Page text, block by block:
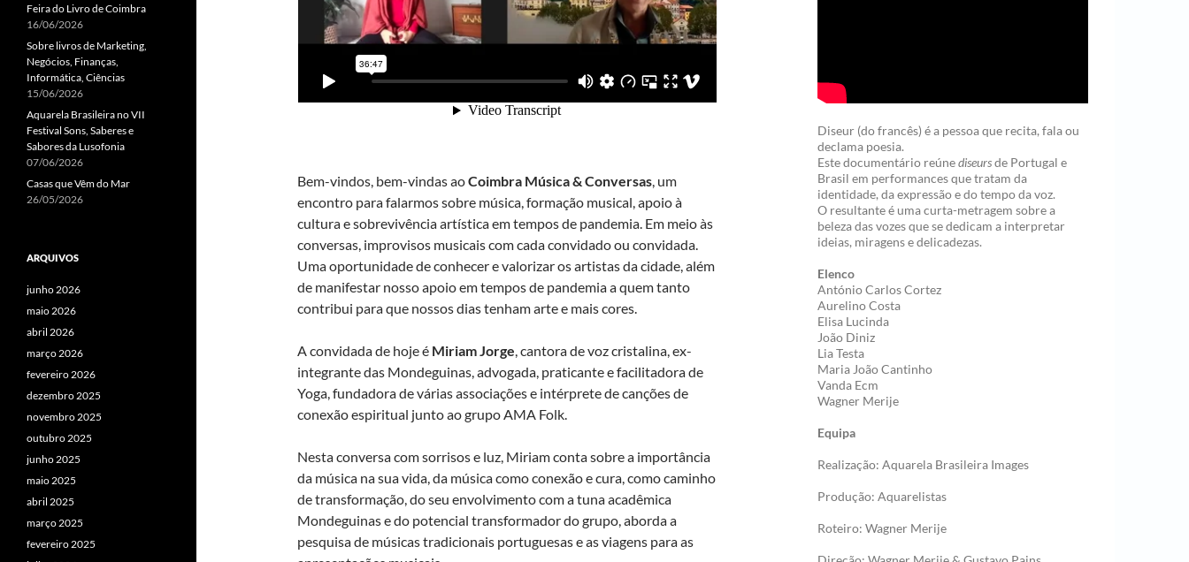
Bem-vindos, bem-vindas aoCoimbra Música & Conversas, um
encontro para falarmos sobre música, formação musical, apoio à
cultura e sobrevivência artística em tempos de pandemia. Em meio às
conversas, improvisos musicais com cada convidado ou convidada.
Uma oportunidade de conhecer e valorizar os artistas da cidade, além
de manifestar nosso apoio em tempos de pandemia a quem tanto
contribui para que nossos dias tenham arte e mais cores.
A convidada de hoje é Miriam Jorge, cantora de voz cristalina, ex-
integrante das Mondeguinas, advogada, praticante e facilitadora de
Yoga, fundadora de várias associações e intérprete de canções de
conexão espiritual junto ao grupo AMA Folk.
Nesta conversa com sorrisos e luz, Miriam conta sobre a importância
da música na sua vida, da música como conexão e cura, como caminho
de transformação, do seu envolvimento com a tuna acadêmica
Mondeguinas e do potencial transformador do grupo, aborda a
pesquisa de músicas tradicionais portuguesas e as viagens para as
Diseur (do francês) é a pessoa que recita, fala ou
declama poesia.
Este documentário reúnediseursde Portugal e
Brasil em performances que tratam da
identidade, da expressão e do tempo da voz.
O resultante é uma curta-metragem sobre a
beleza das vozes que se dedicam a interpretar
ideias, miragens e delicadezas.
Elenco
António Carlos Cortez
Aurelino Costa
Elisa Lucinda
João Diniz
Lia Testa
Maria João Cantinho
Vanda Ecm
Wagner Merije
Equipa
Realização: Aquarela Brasileira Images
Produção: Aquarelistas
Roteiro: Wagner Merije
Feira do Livro de Coimbra
16/06/2026
Sobre livros de Marketing,
Negócios, Finanças,
Informática, Ciências
15/06/2026
Aquarela Brasileira no VII
Festival Sons, Saberes e
Sabores da Lusofonia
07/06/2026
Casas que Vêm do Mar
26/05/2026
ARQUIVOS
junho 2026
maio 2026
abril 2026
março 2026
fevereiro 2026
dezembro 2025
novembro 2025
outubro 2025
junho 2025
maio 2025
abril 2025
março 2025
fevereiro 2025